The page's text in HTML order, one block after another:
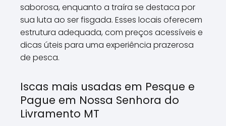
saborosa, enquanto a traíra se destaca por
sua luta ao ser fisgada. Esses locais oferecem
estrutura adequada, com preços acessíveis e
dicas úteis para uma experiência prazerosa
de pesca.
Iscas mais usadas em Pesque e
Pague em Nossa Senhora do
Livramento MT